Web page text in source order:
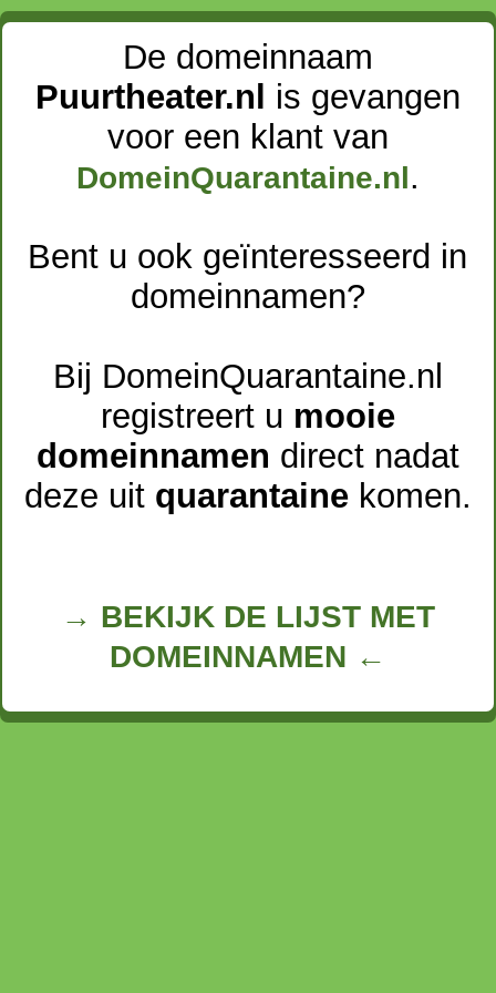
De domeinnaam
Puurtheater.nl
is gevangen
voor een klant van
DomeinQuarantaine.nl .
Bent u ook geïnteresseerd in
domeinnamen?
Bij DomeinQuarantaine.nl
registreert u mooie
domeinnamen direct nadat
deze uit quarantainekomen.
→ BEKIJK DE LIJST MET
DOMEINNAMEN ←